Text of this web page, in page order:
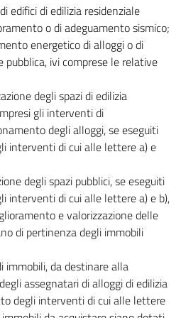
edifici di edilizia residenziale
o di adeguamento sismico;
energetico di alloggi o di
pubblica, ivi comprese le relative
degli spazi di edilizia
gli interventi di
degli alloggi, se eseguiti
interventi di cui alle lettere a) e
degli spazi pubblici, se eseguiti
interventi di cui alle lettere a) e b),
e valorizzazione delle
di pertinenza degli immobili
immobili, da destinare alla
assegnatari di alloggi di edilizia
degli interventi di cui alle lettere